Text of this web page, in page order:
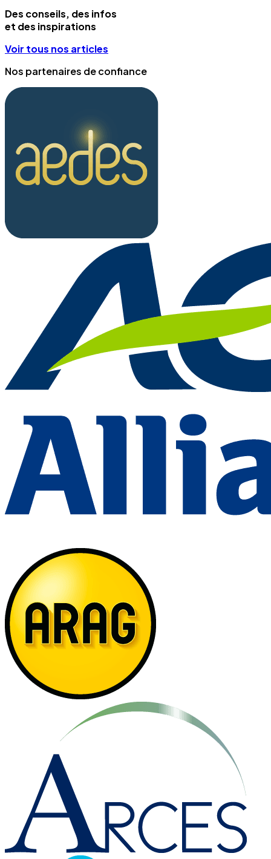
Des conseils, des infos
et des inspirations
Voir tous nos articles
Nos partenaires de confiance